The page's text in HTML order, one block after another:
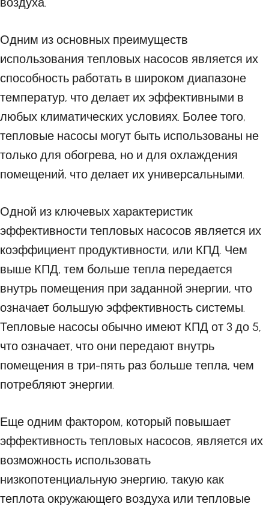
Одним из основных преимуществ
использования тепловых насосов является их
способность работать в широком диапазоне
температур, что делает их эффективными в
любых климатических условиях. Более того,
тепловые насосы могут быть использованы не
только для обогрева, но и для охлаждения
помещений, что делает их универсальными.
Одной из ключевых характеристик
эффективности тепловых насосов является их
коэффициент продуктивности, или КПД. Чем
выше КПД, тем больше тепла передается
внутрь помещения при заданной энергии, что
означает большую эффективность системы.
Тепловые насосы обычно имеют КПД от 3 до 5,
что означает, что они передают внутрь
помещения в три-пять раз больше тепла, чем
потребляют энергии.
Еще одним фактором, который повышает
эффективность тепловых насосов, является их
возможность использовать
низкопотенциальную энергию, такую как
теплота окружающего воздуха или тепловые